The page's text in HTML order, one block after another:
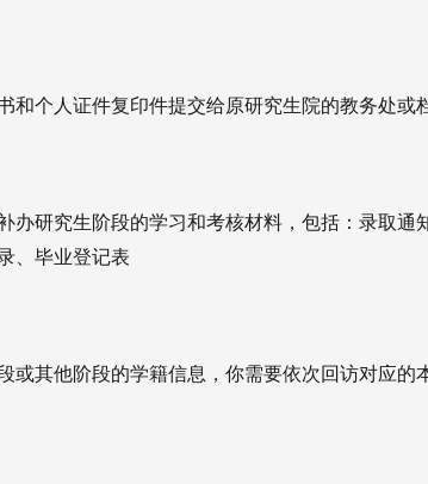
和个人证件复印件提交给原研究生院的教务处或
办研究生阶段的学习和考核材料，包括： 录取通
、 毕业登记表
或其他阶段的学籍信息，你需要依次回访对应的